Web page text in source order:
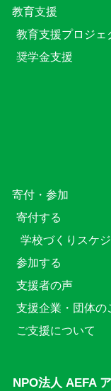
教育⽀援
教育⽀援プロジェ
奨学金支援
寄付・参加
寄付する
学校づくりスケ
参加する
支援者の声
支援企業・団体の
ご支援について
NPO法人 AEFA